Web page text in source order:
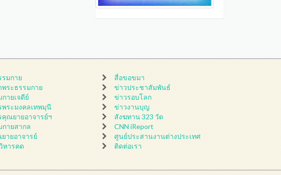
มกาย
ระธรรมกาย
ายเจดีย์
พระมงคลเทพมุนี
คุณยายอาจารย์ฯ
กายสากล
ายอาจารย์
หารคด
สื่อขอขมา
ข่าวประชาสัมพันธ์
ข่าวรอบโลก
ข่าวงานบุญ
สังฆทาน 323 วัด
CNN iReport
ศูนย์ประสานงานต่างประเทศ
ติดต่อเรา